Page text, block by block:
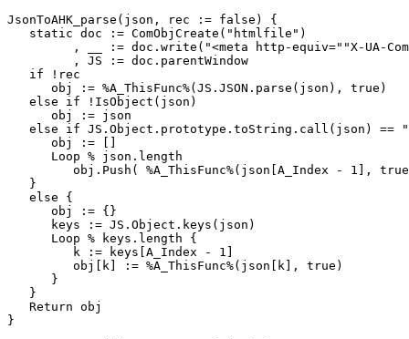
JsonToAHK_parse(json, rec := false) {
   static doc := ComObjCreate("htmlfile")
, __ := doc.write("<meta http-equiv=""X-UA-
         , JS := doc.parentWindow
   if !rec
      obj := %A_ThisFunc%(JS.JSON.parse(json), true)
   else if !IsObject(json)
      obj := json
else if JS.Object.prototype.toString.call(json) ==
      obj := []
      Loop % json.length
obj.Push( %A_ThisFunc%(json[A_Index - 1],
   }
   else {
      obj := {}
      keys := JS.Object.keys(json)
      Loop % keys.length {
         k := keys[A_Index - 1]
         obj[k] := %A_ThisFunc%(json[k], true)
      }
   }
   Return obj
}